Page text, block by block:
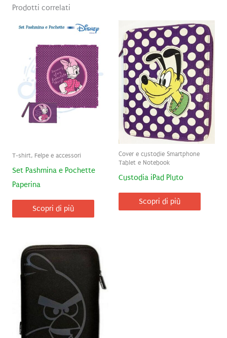
Prodotti correlati
T-shirt, Felpe e accessori
Set Pashmina e Pochette
Paperina
Scopri di più
Cover e custodie Smartphone
Tablet e Notebook
Custodia iPad Pluto
Scopri di più